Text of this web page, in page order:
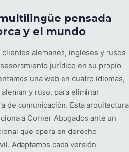
pensada
y el mundo
clientes alemanes, ingleses y rusos
jurídico en su propio
una web en cuatro idiomas,
y ruso, para eliminar
de comunicación. Esta arquitectura
a Corner Abogados ante un
que opera en derecho
Adaptamos cada versión